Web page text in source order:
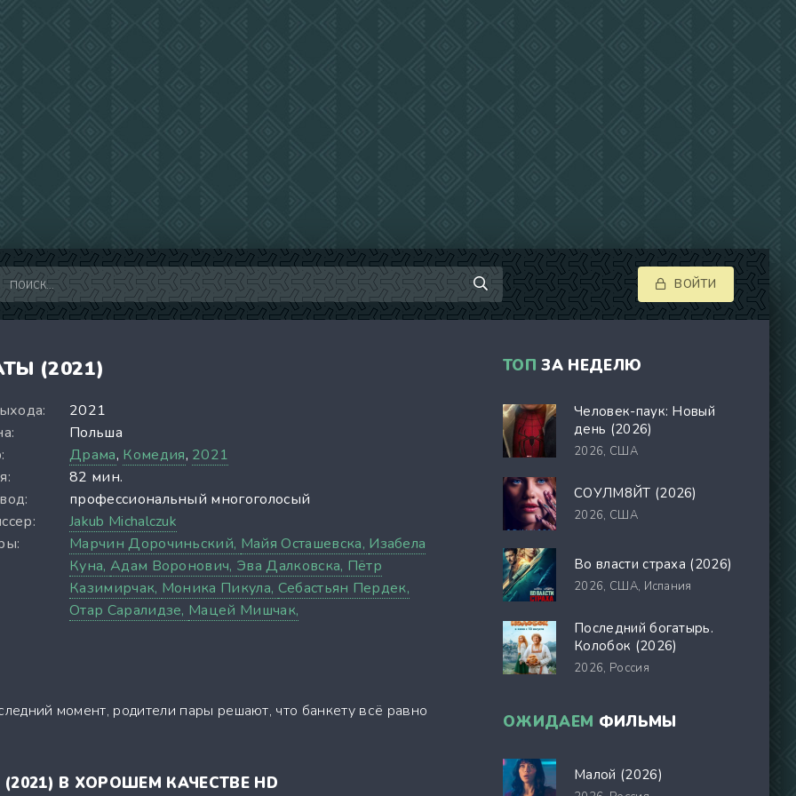
ВОЙТИ
(2021)
2021
Польша
Драма, Комедия, 2021
82 мин.
профессиональный многоголосый
Jakub Michalczuk
Марчин Дорочиньский, Майя Осташевска, Изабела
Куна, Адам Воронович, Эва Далковска, Пётр
Казимирчак, Моника Пикула, Себастьян Пердек,
Отар Саралидзе, Мацей Мишчак,
момент, родители пары решают, что банкету всё равно
В ХОРОШЕМ КАЧЕСТВЕ HD
ТОП ЗА НЕДЕЛЮ
Человек-паук: Новый
день (2026)
2026, США
СОУЛМ8ЙТ (2026)
2026, США
Во власти страха (2026)
2026, США, Испания
Последний богатырь.
Колобок (2026)
2026, Россия
ОЖИДАЕМ ФИЛЬМЫ
Малой (2026)